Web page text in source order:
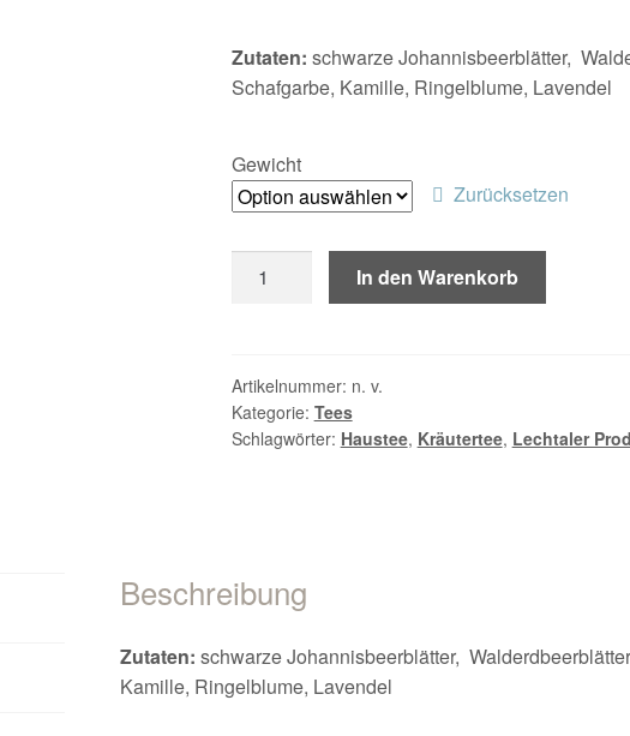
bis
€11,00
Zutaten: schwarze Johannisbeerblätter,
Schafgarbe, Kamille, Ringelblume, Lavendel
Gewicht
Zurücksetzen
Kräutertee
In den Warenkorb
Artikelnummer: n. v.
Kategorie: Tees
Schlagwörter: Haustee, Kräutertee, Lechtaler
Beschreibung
Zutaten: schwarze Johannisbeerblätter,
Kamille, Ringelblume, Lavendel